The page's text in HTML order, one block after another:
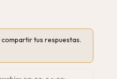
tus respuestas.